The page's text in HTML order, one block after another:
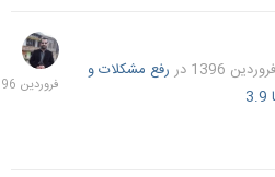
دررفع مشکلات و
23